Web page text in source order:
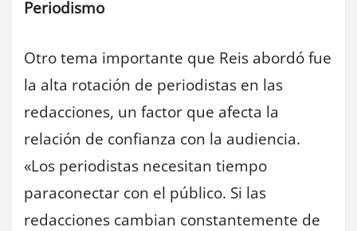
Periodismo
Otro tema importante que Reis abordó fue
la alta rotación de periodistas en las
redacciones, un factor que afecta la
relación de confianza con la audiencia.
«Los periodistas necesitan tiempo
paraconectar con el público. Si las
redacciones cambian constantemente de